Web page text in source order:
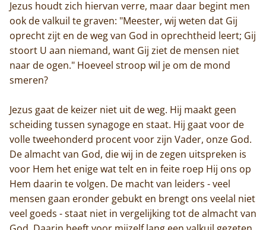
Jezus houdt zich hiervan verre, maar daar begint men
ook de valkuil te graven: "Meester, wij weten dat Gij
oprecht zijt en de weg van God in oprechtheid leert; Gij
stoort U aan niemand, want Gij ziet de mensen niet
naar de ogen." Hoeveel stroop wil je om de mond
smeren?
Jezus gaat de keizer niet uit de weg. Hij maakt geen
scheiding tussen synagoge en staat. Hij gaat voor de
volle tweehonderd procent voor zijn Vader, onze God.
De almacht van God, die wij in de zegen uitspreken is
voor Hem het enige wat telt en in feite roep Hij ons op
Hem daarin te volgen. De macht van leiders - veel
mensen gaan eronder gebukt en brengt ons veelal niet
veel goeds - staat niet in vergelijking tot de almacht van